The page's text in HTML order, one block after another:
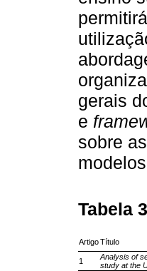
gerais
e
sobre
Tabela
ArtigoTítulo
1
Analysis of
study at the